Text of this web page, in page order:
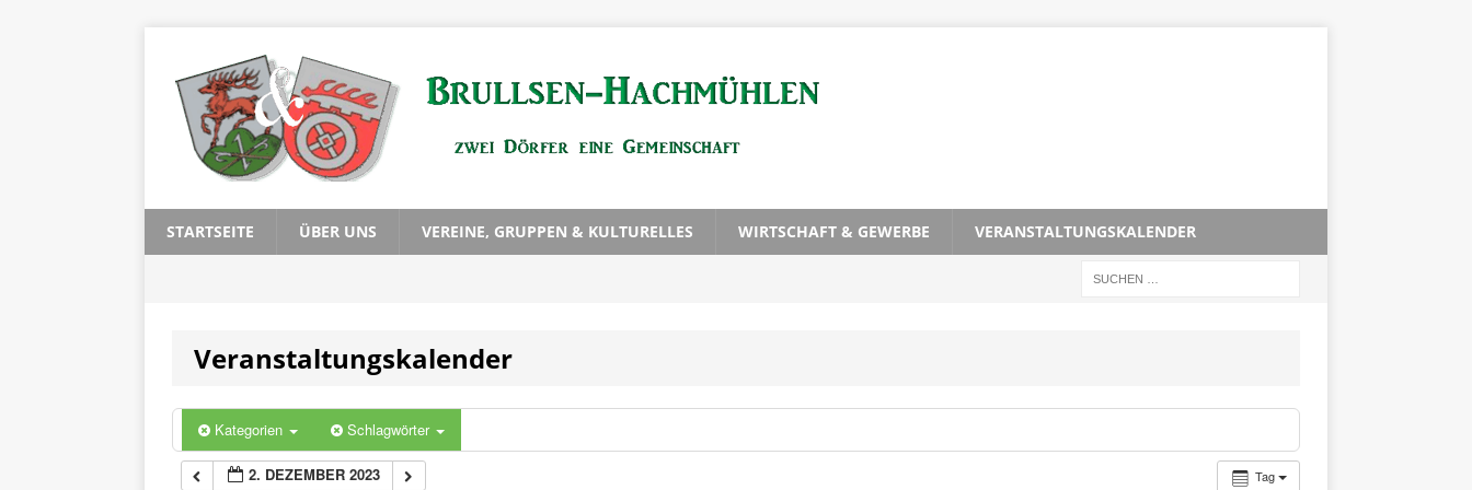
STARTSEITE ÜBER UNS VEREINE, GRUPPEN & KULTURELLES WIRTSCHAFT & GEWERBE VERANSTALTUNGSKALENDER
Veranstaltungskalender
Kategorien Schlagwörter
Tag
2. DEZEMBER 2023
1:00
2:00
3:00
5:00
6:00